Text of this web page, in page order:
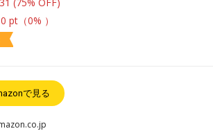
(75% OFF)
0 pt（0% ）
で見る